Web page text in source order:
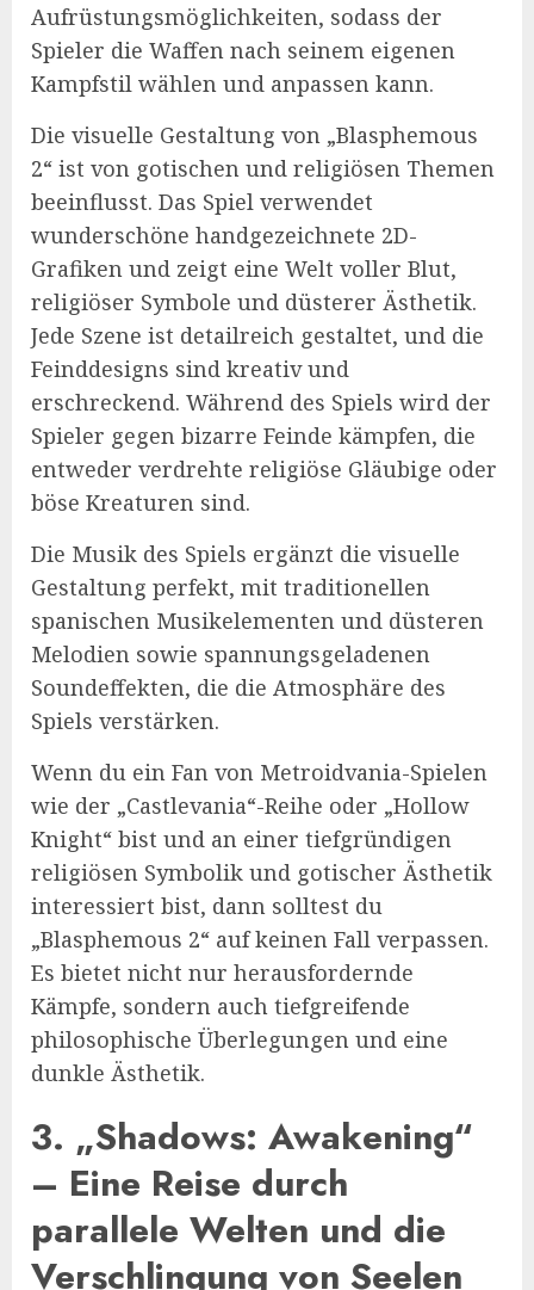
Aufrüstungsmöglichkeiten, sodass der
Spieler die Waffen nach seinem eigenen
Kampfstil wählen und anpassen kann.
Die visuelle Gestaltung von „Blasphemous
2“ ist von gotischen und religiösen Themen
beeinflusst. Das Spiel verwendet
wunderschöne handgezeichnete 2D-
Grafiken und zeigt eine Welt voller Blut,
religiöser Symbole und düsterer Ästhetik.
Jede Szene ist detailreich gestaltet, und die
Feinddesigns sind kreativ und
erschreckend. Während des Spiels wird der
Spieler gegen bizarre Feinde kämpfen, die
entweder verdrehte religiöse Gläubige oder
böse Kreaturen sind.
Die Musik des Spiels ergänzt die visuelle
Gestaltung perfekt, mit traditionellen
spanischen Musikelementen und düsteren
Melodien sowie spannungsgeladenen
Soundeffekten, die die Atmosphäre des
Spiels verstärken.
Wenn du ein Fan von Metroidvania-Spielen
wie der „Castlevania“-Reihe oder „Hollow
Knight“ bist und an einer tiefgründigen
religiösen Symbolik und gotischer Ästhetik
interessiert bist, dann solltest du
„Blasphemous 2“ auf keinen Fall verpassen.
Es bietet nicht nur herausfordernde
Kämpfe, sondern auch tiefgreifende
philosophische Überlegungen und eine
dunkle Ästhetik.
3. „Shadows: Awakening“
– Eine Reise durch
parallele Welten und die
Verschlingung von Seelen